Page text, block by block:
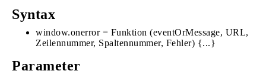
Syntax
window.onerror = Funktion (eventOrMessage, URL,
Zeilennummer, Spaltennummer, Fehler) {...}
Parameter